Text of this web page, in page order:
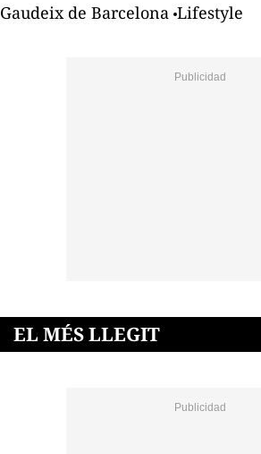
Gaudeix de Barcelona Lifestyle
EL MÉS LLEGIT